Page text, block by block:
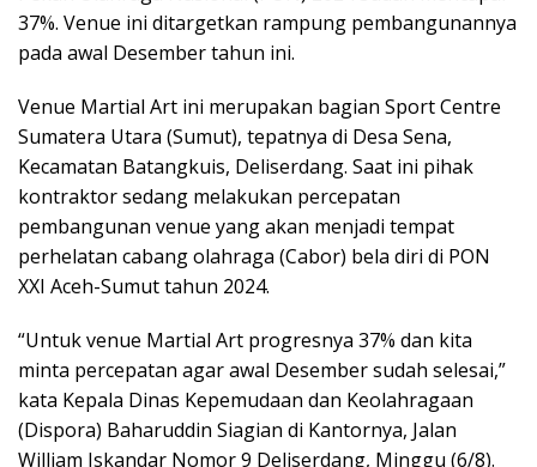
37%. Venue ini ditargetkan rampung pembangunannya
pada awal Desember tahun ini.
Venue Martial Art ini merupakan bagian Sport Centre
Sumatera Utara (Sumut), tepatnya di Desa Sena,
Kecamatan Batangkuis, Deliserdang. Saat ini pihak
kontraktor sedang melakukan percepatan
pembangunan venue yang akan menjadi tempat
perhelatan cabang olahraga (Cabor) bela diri di PON
XXI Aceh-Sumut tahun 2024.
“Untuk venue Martial Art progresnya 37% dan kita
minta percepatan agar awal Desember sudah selesai,”
kata Kepala Dinas Kepemudaan dan Keolahragaan
(Dispora) Baharuddin Siagian di Kantornya, Jalan
William Iskandar Nomor 9 Deliserdang, Minggu (6/8).